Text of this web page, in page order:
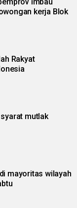
imbau
kerja Blok
Rakyat
syarat mutlak
mayoritas wilayah